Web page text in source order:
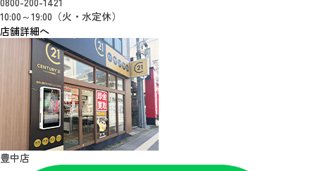
10:00～19:00（火・水定休）
店舗詳細へ
豊中店